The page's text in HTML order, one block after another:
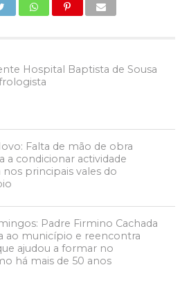
Hospital Baptista de Sousa
Falta de mão de obra
a condicionar actividade
nos principais vales do
Padre Firmino Cachada
ao município e reencontra
ajudou a formar no
há mais de 50 anos